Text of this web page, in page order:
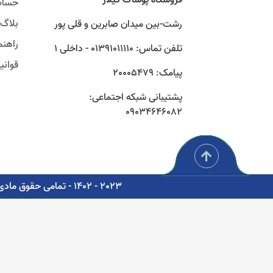
رشت-بین میدان صابرین و قلی پور
تلفن تماس: 01391011110 - داخلی 1
پیامک: 20005479
پشتیبانی شبکه اجتماعی:
09034646082
بلاگ
2023 - 1402 - تمامی حقوق مادی و معنوی برای شرکت پوشاک سبز گستر گیلار محفوظ است. - مشاوره، پشتیبانی و طراحی اتوماسیون دیجیتال: